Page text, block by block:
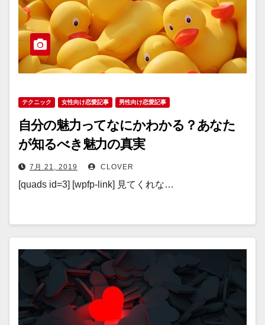
テクニック 女性向け恋愛記事 男性向け恋愛記事
自分の魅力ってなにかわかる？あなた
が知るべき魅力の真実
7月 21, 2019 CLOVER
[quads id=3] [wpfp-link] 見てくれな…